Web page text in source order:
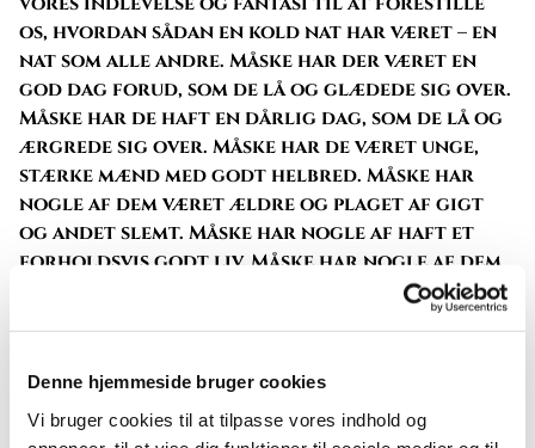
Denne hjemmeside bruger cookies
Vi bruger cookies til at tilpasse vores indhold og
os, hvordan sådan en kold nat har været – en
nat som alle andre. Måske har der været en
god dag forud, som de lå og glædede sig over.
Måske har de haft en dårlig dag, som de lå og
ærgrede sig over. Måske har de været unge,
stærke mænd med godt helbred. Måske har
nogle af dem været ældre og plaget af gigt
og andet slemt. Måske har nogle af haft et
forholdsvis godt liv. Måske har nogle af dem
været dybt ulykkelige. Måske lignede de os i
Pludselig sker der noget aldeles
overvældende. Pludselig står et overjordisk